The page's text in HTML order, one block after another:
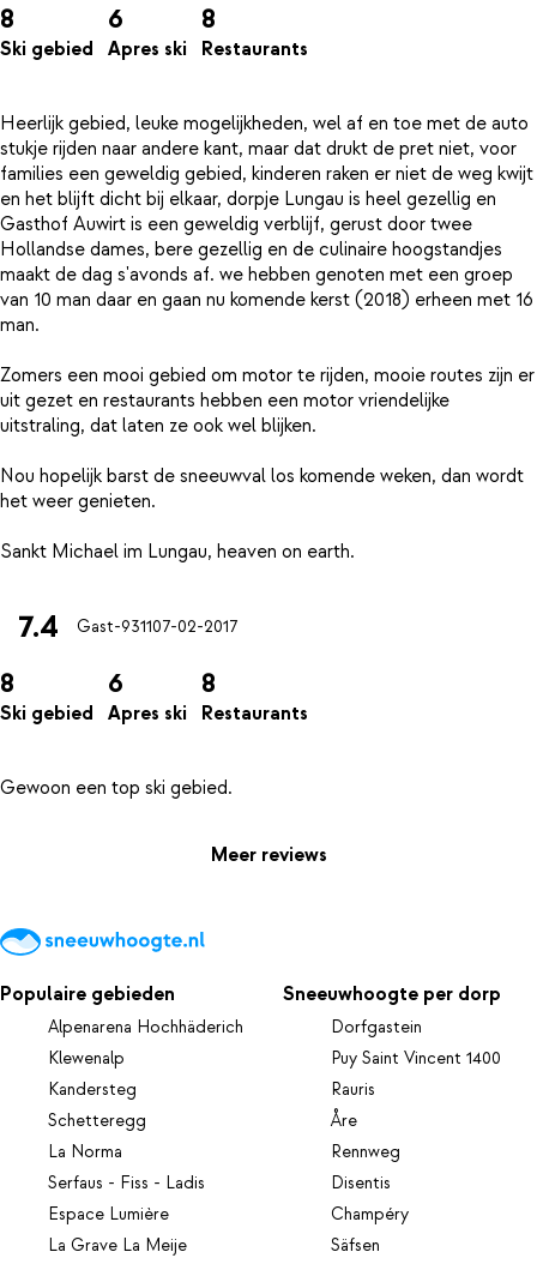
8
Ski gebied
6
Apres ski
8
Restaurants
Heerlijk gebied, leuke mogelijkheden, wel af en toe met de auto
stukje rijden naar andere kant, maar dat drukt de pret niet, voor
families een geweldig gebied, kinderen raken er niet de weg kwijt
en het blijft dicht bij elkaar, dorpje Lungau is heel gezellig en
Gasthof Auwirt is een geweldig verblijf, gerust door twee
Hollandse dames, bere gezellig en de culinaire hoogstandjes
maakt de dag s'avonds af. we hebben genoten met een groep
van 10 man daar en gaan nu komende kerst (2018) erheen met 16
man.
Zomers een mooi gebied om motor te rijden, mooie routes zijn er
uit gezet en restaurants hebben een motor vriendelijke
uitstraling, dat laten ze ook wel blijken.
Nou hopelijk barst de sneeuwval los komende weken, dan wordt
het weer genieten.
7.4 Gast-931107-02-2017
8
Ski gebied
6
Apres ski
8
Restaurants
Meer reviews
Populaire gebieden
Alpenarena Hochhäderich
Klewenalp
Kandersteg
Schetteregg
La Norma
Serfaus - Fiss - Ladis
Espace Lumière
La Grave La Meije
Sneeuwhoogte per dorp
Dorfgastein
Puy Saint Vincent 1400
Rauris
Åre
Rennweg
Disentis
Champéry
Säfsen